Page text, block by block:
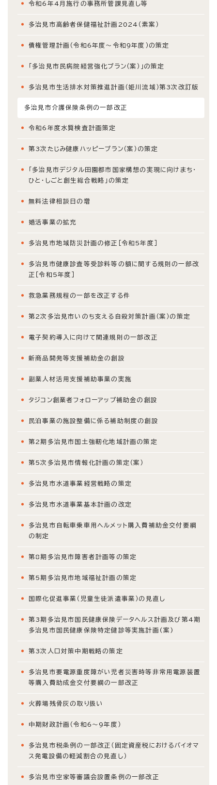
令和6年4月施行の事務所管課見直し等
多治見市高齢者保健福祉計画2024（素案）
債権管理計画（令和6年度～令和9年度）の策定
「多治見市民病院経営強化プラン（案）」の策定
多治見市生活排水対策推進計画（姫川流域）第3次改訂版
多治見市介護保険条例の一部改正
令和6年度水質検査計画策定
第3次たじみ健康ハッピープラン（案）の策定
「多治見市デジタル田園都市国家構想の実現に向けまち・
ひと・しごと創生総合戦略」の策定
無料法律相談日の増
婚活事業の拡充
多治見市地域防災計画の修正［令和5年度］
多治見市健康診査等受診料等の額に関する規則の一部改
正［令和5年度］
救急業務規程の一部を改正する件
第2次多治見市いのち支える自殺対策計画（案）の策定
電子契約導入に向けて関連規則の一部改正
新商品開発等支援補助金の創設
副業人材活用支援補助事業の実施
タジコン創業者フォローアップ補助金の創設
民泊事業の施設整備に係る補助制度の創設
第2期多治見市国土強靭化地域計画の策定
第5次多治見市情報化計画の策定（案）
多治見市水道事業経営戦略の策定
多治見市水道事業基本計画の改定
多治見市自転車乗車用ヘルメット購入費補助金交付要綱
の制定
第8期多治見市障害者計画等の策定
第5期多治見市地域福祉計画の策定
国際化促進事業（児童生徒派遣事業）の見直し
第3期多治見市国民健康保険データヘルス計画及び第4期
多治見市国民健康保険特定健診等実施計画(案)
第3次人口対策中期戦略の策定
多治見市要電源重度障がい児者災害時等非常用電源装置
等購入費助成金交付要綱の一部改正
火葬場残骨灰の取り扱い
中期財政計画（令和6～9年度）
多治見市税条例の一部改正（固定資産税におけるバイオマ
ス発電設備の軽減割合の見直し）
多治見市空家等審議会設置条例の一部改正